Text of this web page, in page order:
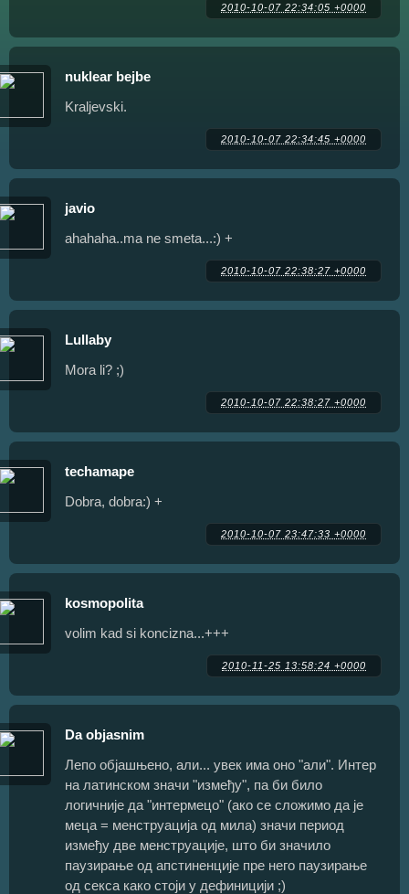
2010-10-07 22:34:05 +0000
nuklear bejbe
Kraljevski.
2010-10-07 22:34:45 +0000
javio
ahahaha..ma ne smeta...:) +
2010-10-07 22:38:27 +0000
Lullaby
Mora li? ;)
2010-10-07 22:38:27 +0000
techamape
Dobra, dobra:) +
2010-10-07 23:47:33 +0000
kosmopolita
volim kad si koncizna...+++
2010-11-25 13:58:24 +0000
Da objasnim
Лепо објашњено, али... увек има оно "али". Интер
на латинском значи "између", па би било
логичније да "интермецо" (ако се сложимо да је
меца = менструација од мила) значи период
између две менструације, што би значило
паузирање од апстиненције пре него паузирање
од секса како стоји у дефиницији ;)